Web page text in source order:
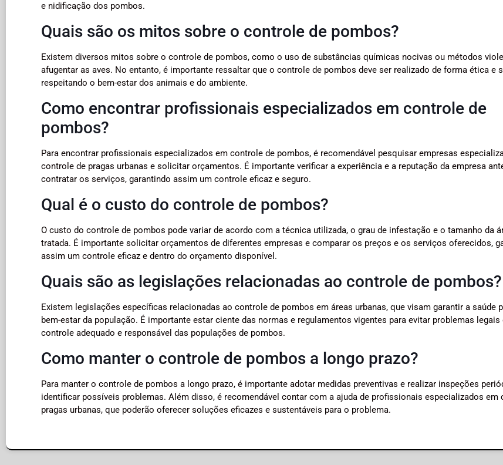
e nidificação dos pombos.
Quais são os mitos sobre o controle de pombos?
Existem diversos mitos sobre o controle de pombos, como o uso de substâncias químicas nocivas ou métodos
afugentar as aves. No entanto, é importante ressaltar que o controle de pombos deve ser realizado de forma ética e
respeitando o bem-estar dos animais e do ambiente.
Como encontrar profissionais especializados em controle de
pombos?
Para encontrar profissionais especializados em controle de pombos, é recomendável pesquisar empresas
controle de pragas urbanas e solicitar orçamentos. É importante verificar a experiência e a reputação da empresa
contratar os serviços, garantindo assim um controle eficaz e seguro.
Qual é o custo do controle de pombos?
O custo do controle de pombos pode variar de acordo com a técnica utilizada, o grau de infestação e o tamanho da
tratada. É importante solicitar orçamentos de diferentes empresas e comparar os preços e os serviços oferecidos,
assim um controle eficaz e dentro do orçamento disponível.
Quais são as legislações relacionadas ao controle de pombos?
Existem legislações específicas relacionadas ao controle de pombos em áreas urbanas, que visam garantir a saúde
bem-estar da população. É importante estar ciente das normas e regulamentos vigentes para evitar problemas legais
controle adequado e responsável das populações de pombos.
Como manter o controle de pombos a longo prazo?
Para manter o controle de pombos a longo prazo, é importante adotar medidas preventivas e realizar inspeções
identificar possíveis problemas. Além disso, é recomendável contar com a ajuda de profissionais especializados em
pragas urbanas, que poderão oferecer soluções eficazes e sustentáveis para o problema.